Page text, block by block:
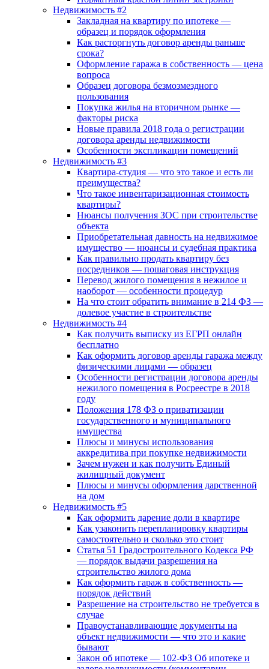
Недвижимость #2
Закладная на квартиру по ипотеке —
образец и порядок оформления
Как расторгнуть договор аренды раньше
срока?
Оформление гаража в собственность — цена
вопроса
Образец договора безмозмездного
пользования
Покупка жилья на вторичном рынке —
факторы риска
Новые правила 2018 года о регистрации
договора аренды недвижимости
Особенности экспликации помещений
Недвижимость #3
Квартира-студия — что это такое и есть ли
преимущества?
Что такое инвентаризационная стоимость
квартиры?
Нюансы получения ЗОС при строительстве
объекта
Приобретательная давность на недвижимое
имущество — нюансы и судебная практика
Как правильно продать квартиру без
посредников — пошаговая инструкция
Перевод жилого помещения в нежилое и
наоборот — особенности процедур
На что стоит обратить внимание в 214 ФЗ —
долевое участие в строительстве
Недвижимость #4
Как получить выписку из ЕГРП онлайн
бесплатно
Как оформить договор аренды гаража между
физическими лицами — образец
Особенности регистрации договора аренды
нежилого помещения в Росреестре в 2018
году
Положения 178 ФЗ о приватизации
государственного и муниципального
имущества
Плюсы и минусы использования
аккредитива при покупке недвижимости
Зачем нужен и как получить Единый
жилищный документ
Плюсы и минусы оформления дарственной
на дом
Недвижимость #5
Как оформить дарение доли в квартире
Как узаконить перепланировку квартиры
самостоятельно и сколько это стоит
Статья 51 Градостроительного Кодекса РФ
— порядок выдачи разрешения на
строительство жилого дома
Как оформить гараж в собственность —
порядок действий
Разрешение на строительство не требуется в
случае
Правоустанавливающие документы на
объект недвижимости — что это и какие
бывают
Закон об ипотеке — 102-ФЗ Об ипотеке и